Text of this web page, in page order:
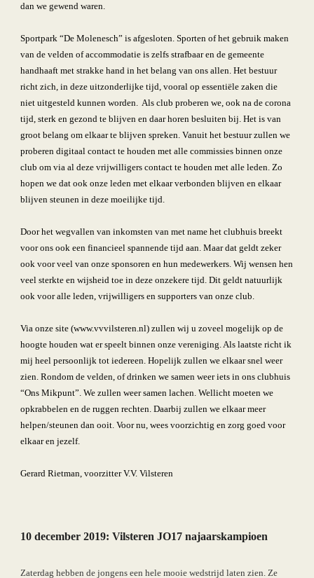
dan we gewend waren.
Sportpark “De Molenesch” is afgesloten. Sporten of het gebruik maken
van de velden of accommodatie is zelfs strafbaar en de gemeente
handhaaft met strakke hand in het belang van ons allen. Het bestuur
richt zich, in deze uitzonderlijke tijd, vooral op essentiële zaken die
niet uitgesteld kunnen worden.  Als club proberen we, ook na de corona
tijd, sterk en gezond te blijven en daar horen besluiten bij. Het is van
groot belang om elkaar te blijven spreken. Vanuit het bestuur zullen we
proberen digitaal contact te houden met alle commissies binnen onze
club om via al deze vrijwilligers contact te houden met alle leden. Zo
hopen we dat ook onze leden met elkaar verbonden blijven en elkaar
blijven steunen in deze moeilijke tijd.
Door het wegvallen van inkomsten van met name het clubhuis breekt
voor ons ook een financieel spannende tijd aan. Maar dat geldt zeker
ook voor veel van onze sponsoren en hun medewerkers. Wij wensen hen
veel sterkte en wijsheid toe in deze onzekere tijd. Dit geldt natuurlijk
ook voor alle leden, vrijwilligers en supporters van onze club.
Via onze site (www.vvvilsteren.nl) zullen wij u zoveel mogelijk op de
hoogte houden wat er speelt binnen onze vereniging. Als laatste richt ik
mij heel persoonlijk tot iedereen. Hopelijk zullen we elkaar snel weer
zien. Rondom de velden, of drinken we samen weer iets in ons clubhuis
“Ons Mikpunt”. We zullen weer samen lachen. Wellicht moeten we
opkrabbelen en de ruggen rechten. Daarbij zullen we elkaar meer
helpen/steunen dan ooit. Voor nu, wees voorzichtig en zorg goed voor
elkaar en jezelf.
Gerard Rietman, voorzitter V.V. Vilsteren
10 december 2019: Vilsteren JO17 najaarskampioen
Zaterdag hebben de jongens een hele mooie wedstrijd laten zien. Ze